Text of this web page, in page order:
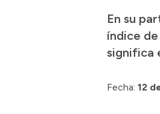
En su
índice
significa
Fecha: 12